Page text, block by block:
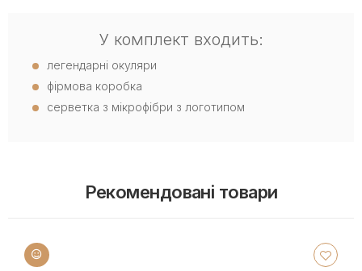
У комплект входить:
легендарні окуляри
фірмова коробка
серветка з мікрофібри з логотипом
Рекомендовані товари